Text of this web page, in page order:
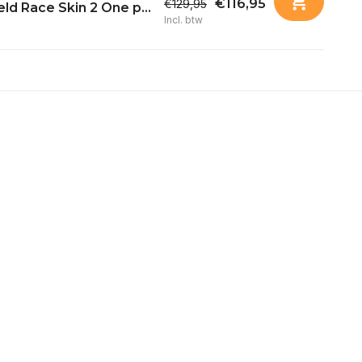
Race Skin 2 One p... €129,95 €116,95
Incl. btw